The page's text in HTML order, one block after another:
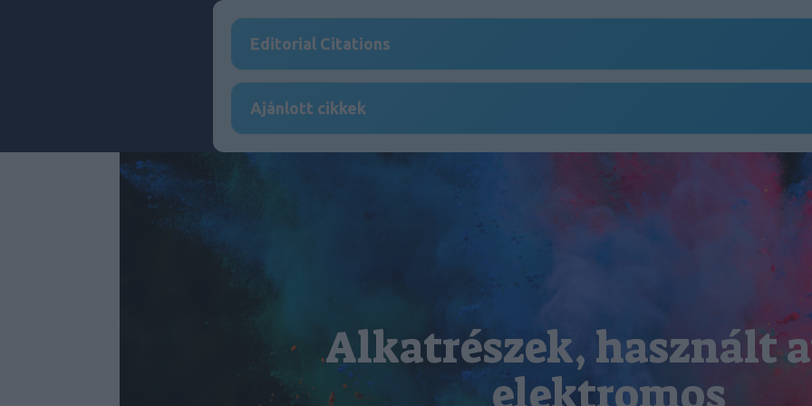
Editorial Citations
Ajánlott cikkek
Alkatrészek, használt